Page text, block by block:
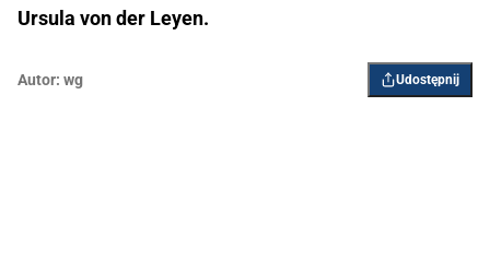
Ursula von der Leyen.
Autor: wg Udostępnij